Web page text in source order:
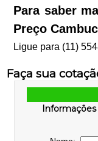
Para saber
Preço
Ligue para (11)
Faça sua
Informações